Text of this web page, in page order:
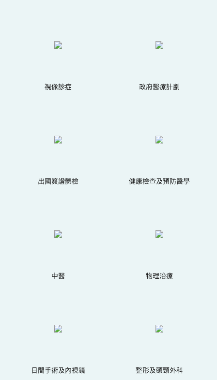
視像診症 政府醫療計劃
出國簽證體檢 健康檢查及預防醫學
中醫 物理治療
日間手術及內視鏡 整形及頭頸外科